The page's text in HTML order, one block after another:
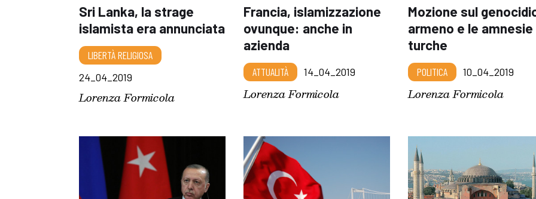
Sri Lanka, la strage
islamista era annunciata
LIBERTÀ RELIGIOSA
24_04_2019
Lorenza Formicola
Francia, islamizzazione
ovunque: anche in
azienda
ATTUALITÀ 14_04_2019
Lorenza Formicola
Mozione sul
armeno e le amnesie
turche
POLITICA 10_04_2019
Lorenza Formicola